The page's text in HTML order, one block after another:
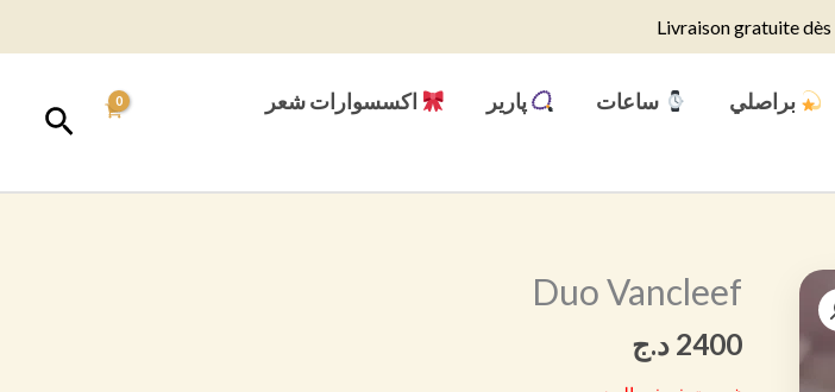
براصلي ساعات پارير
اكسسوارات شعر
Duo Vancleef
2400 د.ج